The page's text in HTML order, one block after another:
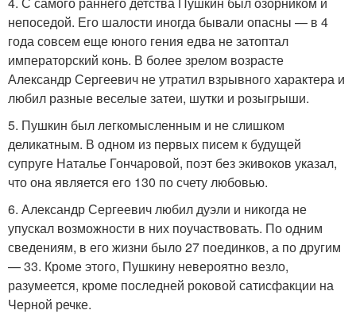
непоседой. Его шалости иногда бывали опасны — в 4
года совсем еще юного гения едва не затоптал
императорский конь. В более зрелом возрасте
Александр Сергеевич не утратил взрывного характера и
любил разные веселые затеи, шутки и розыгрыши.
5. Пушкин был легкомысленным и не слишком
деликатным. В одном из первых писем к будущей
супруге Наталье Гончаровой, поэт без экивоков указал,
что она является его 130 по счету любовью.
6. Александр Сергеевич любил дуэли и никогда не
упускал возможности в них поучаствовать. По одним
сведениям, в его жизни было 27 поединков, а по другим
— 33. Кроме этого, Пушкину невероятно везло,
разумеется, кроме последней роковой сатисфакции на
Черной речке.